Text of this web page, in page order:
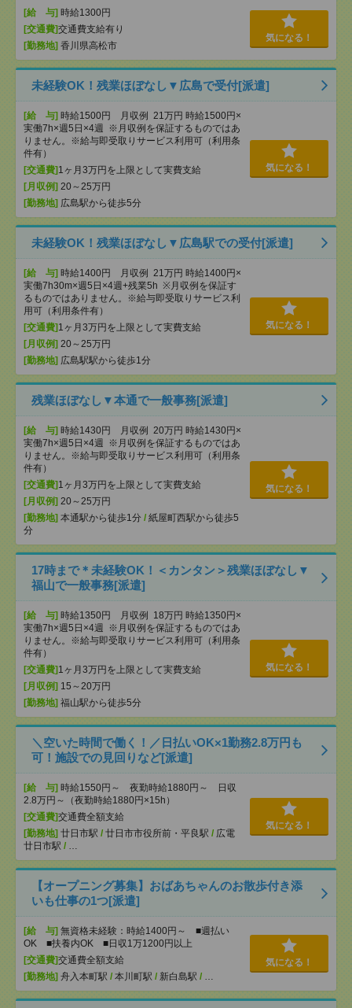
[給 与] 時給1300円
[交通費]交通費支給有り
[勤務地] 香川県高松市
気になる！
未経験OK！残業ほぼなし▼広島で受付[派遣]
[給 与] 時給1500円 月収例 21万円 時給1500円×
実働7h×週5日×4週 ※月収例を保証するものではあ
りません。※給与即受取りサービス利用可（利用条
件有）
[交通費]1ヶ月3万円を上限として実費支給
[月収例] 20～25万円
[勤務地] 広島駅から徒歩5分
気になる！
未経験OK！残業ほぼなし▼広島駅での受付[派遣]
[給 与] 時給1400円 月収例 21万円 時給1400円×
実働7h30m×週5日×4週+残業5h ※月収例を保証す
るものではありません。※給与即受取りサービス利
用可（利用条件有）
[交通費]1ヶ月3万円を上限として実費支給
[月収例] 20～25万円
[勤務地] 広島駅駅から徒歩1分
気になる！
残業ほぼなし▼本通で一般事務[派遣]
[給 与] 時給1430円 月収例 20万円 時給1430円×
実働7h×週5日×4週 ※月収例を保証するものではあ
りません。※給与即受取りサービス利用可（利用条
件有）
[交通費]1ヶ月3万円を上限として実費支給
[月収例] 20～25万円
[勤務地] 本通駅から徒歩1分 / 紙屋町西駅から徒歩5
分
気になる！
17時まで＊未経験OK！＜カンタン＞残業ほぼなし▼
福山で一般事務[派遣]
[給 与] 時給1350円 月収例 18万円 時給1350円×
実働7h×週5日×4週 ※月収例を保証するものではあ
りません。※給与即受取りサービス利用可（利用条
件有）
[交通費]1ヶ月3万円を上限として実費支給
[月収例] 15～20万円
[勤務地] 福山駅から徒歩5分
気になる！
＼空いた時間で働く！／日払いOK×1勤務2.8万円も
可！施設での見回りなど[派遣]
[給 与] 時給1550円～ 夜勤時給1880円～ 日収
2.8万円～（夜勤時給1880円×15h）
[交通費]交通費全額支給
[勤務地] 廿日市駅 / 廿日市市役所前・平良駅 / 広電
廿日市駅 / …
気になる！
【オープニング募集】おばあちゃんのお散歩付き添
いも仕事の1つ[派遣]
[給 与] 無資格未経験：時給1400円～ ■週払い
OK ■扶養内OK ■日収1万1200円以上
[交通費]交通費全額支給
[勤務地] 舟入本町駅 / 本川町駅 / 新白島駅 / …
気になる！